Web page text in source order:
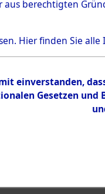
Bestand
aus berechtigten
Hierfinden Sie alle
einverstanden,
Gesetzen